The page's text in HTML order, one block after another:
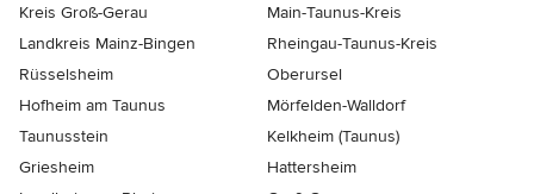
Kreis Groß-Gerau
Main-Taunus-Kreis
Landkreis Mainz-Bingen
Rheingau-Taunus-Kreis
Rüsselsheim
Oberursel
Hofheim am Taunus
Mörfelden-Walldorf
Taunusstein
Kelkheim (Taunus)
Griesheim
Hattersheim